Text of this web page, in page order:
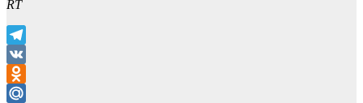
RT
Telegram
VK
Odnoklassniki